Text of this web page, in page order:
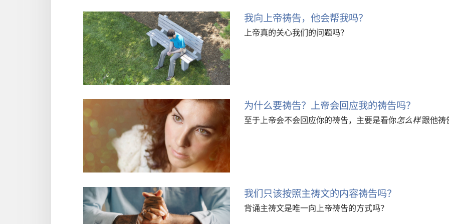
我向上帝祷告，他会帮我吗？
上帝真的关心我们的问题吗？
为什么要祷告？上帝会回应我的祷告吗？
至于上帝会不会回应你的祷告，主要是看你怎么样跟他祷
我们只该按照主祷文的内容祷告吗？
背诵主祷文是唯一向上帝祷告的方式吗？